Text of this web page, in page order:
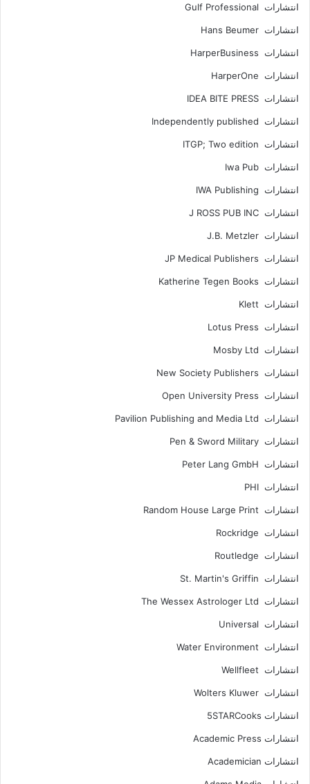
انتشارات Gulf Professional
انتشارات Hans Beumer
انتشارات HarperBusiness
انتشارات HarperOne
انتشارات IDEA BITE PRESS
انتشارات Independently published
انتشارات ITGP; Two edition
انتشارات Iwa Pub
انتشارات IWA Publishing
انتشارات J ROSS PUB INC
انتشارات J.B. Metzler
انتشارات JP Medical Publishers
انتشارات Katherine Tegen Books
انتشارات Klett
انتشارات Lotus Press
انتشارات Mosby Ltd
انتشارات New Society Publishers
انتشارات Open University Press
انتشارات Pavilion Publishing and Media Ltd
انتشارات Pen & Sword Military
انتشارات Peter Lang GmbH
انتشارات PHI
انتشارات Random House Large Print
انتشارات Rockridge
انتشارات Routledge
انتشارات St. Martin's Griffin
انتشارات The Wessex Astrologer Ltd
انتشارات Universal
انتشارات Water Environment
انتشارات Wellfleet
انتشارات Wolters Kluwer
انتشارات 5STARCooks
انتشارات Academic Press
انتشارات Academician